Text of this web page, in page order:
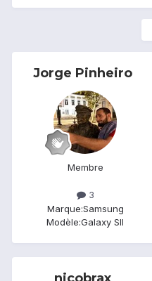
Jorge Pinheiro
Membre
3
Marque:Samsung
Modèle:Galaxy SII
nicobrax